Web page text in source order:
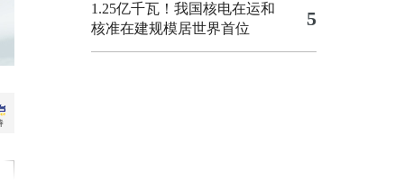
1.25亿千瓦！我国核电在运和
核准在建规模居世界首位
5